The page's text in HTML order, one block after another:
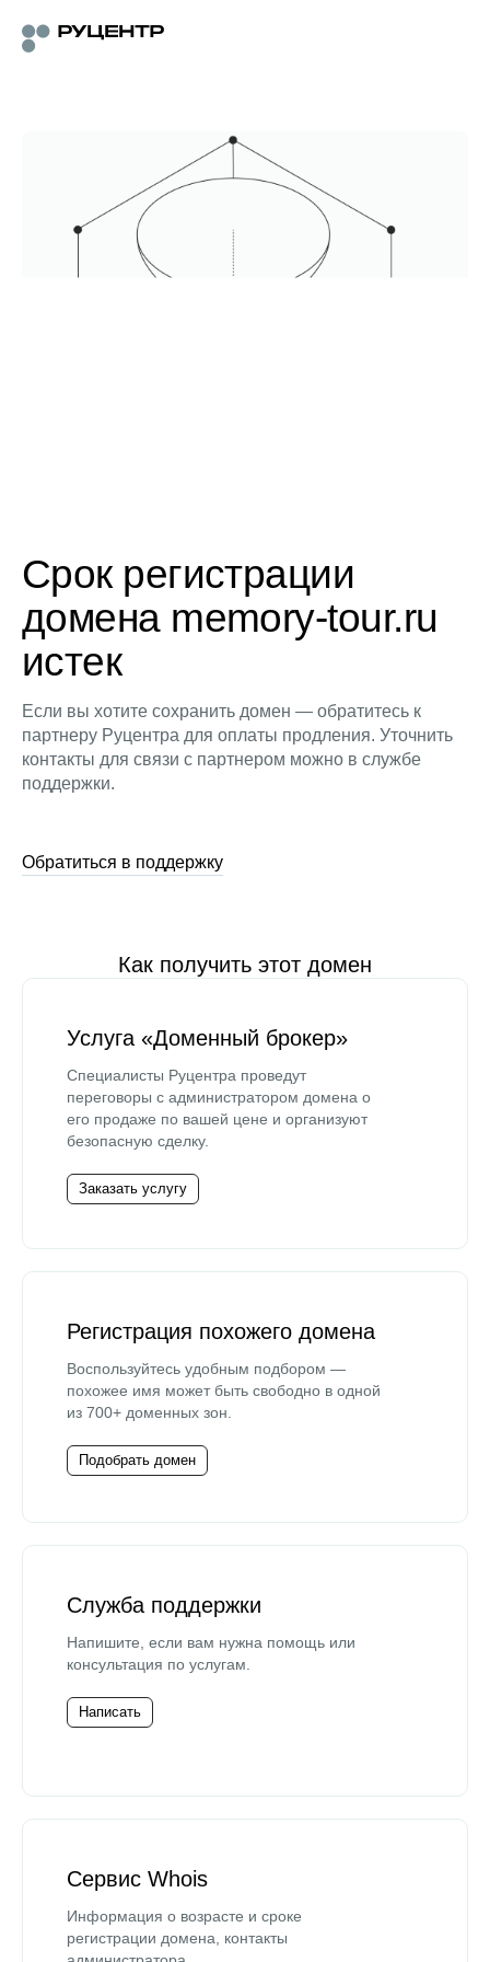
Срок регистрации
домена memory-tour.ru
истек
Если вы хотите сохранить домен — обратитесь к
партнеру Руцентра для оплаты продления. Уточнить
контакты для связи с партнером можно в службе
поддержки.
Обратиться в поддержку
Как получить этот домен
Услуга «Доменный брокер»
Специалисты Руцентра проведут
переговоры с администратором домена о
его продаже по вашей цене и организуют
безопасную сделку.
Заказать услугу
Регистрация похожего домена
Воспользуйтесь удобным подбором —
похожее имя может быть свободно в одной
из 700+ доменных зон.
Подобрать домен
Служба поддержки
Напишите, если вам нужна помощь или
консультация по услугам.
Написать
Сервис Whois
Информация о возрасте и сроке
регистрации домена, контакты